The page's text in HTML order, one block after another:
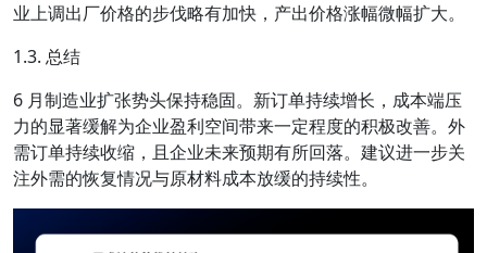
业上调出厂价格的步伐略有加快，产出价格涨幅微幅扩大。
1.3. 总结
6 月制造业扩张势头保持稳固。新订单持续增长，成本端压
力的显著缓解为企业盈利空间带来一定程度的积极改善。外
需订单持续收缩，且企业未来预期有所回落。建议进一步关
注外需的恢复情况与原材料成本放缓的持续性。